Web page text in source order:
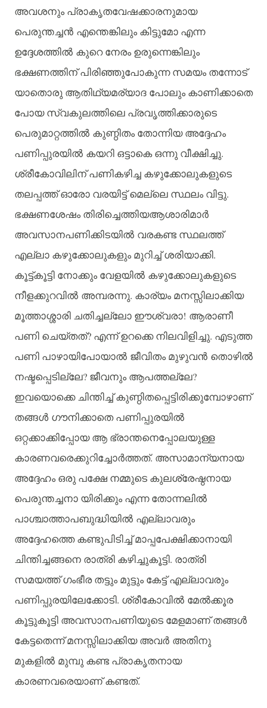
അവശനും പ്രാകൃതവേഷക്കാരനുമായ
പെരുന്തച്ചന്‍ എന്തെങ്കിലും കിട്ടുമോ എന്ന
ഉദ്ദേശത്തില്‍ കുറെ നേരം ഉരുന്നെങ്കിലും
ഭക്ഷണത്തിന് പിരിഞ്ഞുപോകുന്ന സമയം തന്നോട്
യാതൊരു ആതിഥ്യമര്യാദ പോലും കാണിക്കാതെ
പോയ സ്വകുലത്തിലെ പ്രവൃത്തിക്കാരുടെ
പെരുമാറ്റത്തില്‍ കുണ്ഠിതം തോന്നിയ അദ്ദേഹം
പണിപ്പുരയില്‍ കയറി ഒട്ടാകെ ഒന്നു വീക്ഷിച്ചു.
ശ്രീകോവിലിന് പണികഴിച്ച കഴുക്കോലുകളുടെ
തലപ്പത്ത് ഓരോ വരയിട്ട് മെല്ലെ സ്ഥലം വിട്ടു.
ഭക്ഷണശേഷം തിരിച്ചെത്തിയആശാരിമാര്‍
അവസാനപണിക്കിടയില്‍ വരകണ്ട സ്ഥലത്ത്
എല്ലാ കഴുക്കോലുകളും മുറിച്ച് ശരിയാക്കി .
കൂട്ട്കൂട്ടി നോക്കും വേളയില്‍ കഴുക്കോലുകളുടെ
നീളക്കുറവില്‍ അമ്പരന്നു. കാര്യം മനസ്സിലാക്കിയ
മൂത്താശ്ശാരി ചതിച്ചല്ലോ ഈശ്വരാ! ആരാണീ
പണി ചെയ്തത്? എന്ന് ഉറക്കെ നിലവിളിച്ചു. എടുത്ത
പണി പാഴായിപോയാല്‍ ജീവിതം മുഴുവന്‍ തൊഴില്‍
നഷ്ടപ്പെടില്ലേ? ജീവനും ആപത്തല്ലേ?
ഇവയൊക്കെ ചിന്തിച്ച് കുണ്ഠിതപ്പെട്ടിരിക്കുമ്പോഴാണ്
തങ്ങള്‍ ഗൗനിക്കാതെ പണിപ്പുരയില്‍
ഒറ്റക്കാക്കിപ്പോയ ആ ഭ്രാന്തനെപ്പോലയുള്ള
കാരണവരെക്കുറിച്ചോര്‍ത്തത്. അസാമാന്യനായ
അദ്ദേഹം ഒരു പക്ഷേ നമ്മുടെ കുലശ്രേഷ്ഠനായ
പെരുന്തച്ചനാ യിരിക്കും എന്ന തോന്നലില്‍
പാശ്ചാത്താപബുദ്ധിയില്‍ എല്ലാവരും
അദ്ദേഹത്തെ കണ്ടുപിടിച്ച് മാപ്പപേക്ഷിക്കാനായി
ചിന്തിച്ചങ്ങനെ രാത്രി കഴിച്ചുകൂട്ടി . രാത്രി
സമയത്ത് ഗംഭീര തട്ടും മുട്ടും കേട്ട് എല്ലാവരും
പണിപ്പുരയിലേക്കോടി . ശ്രീകോവില്‍ മേല്‍ക്കൂര
കൂട്ടുകൂട്ടി അവസാനപണിയുടെ മേളമാണ് തങ്ങള്‍
കേട്ടതെന്ന് മനസ്സിലാക്കിയ അവര്‍ അതിനു
മുകളില്‍ മുമ്പു കണ്ട പ്രാകൃതനായ
കാരണവരെയാണ് കണ്ടത്.